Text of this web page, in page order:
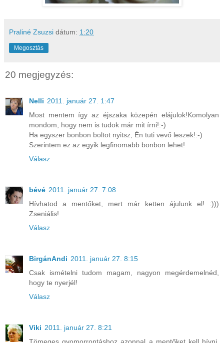
Praliné Zsuzsi dátum: 1:20
Megosztás
20 megjegyzés:
Nelli 2011. január 27. 1:47
Most mentem így az éjszaka közepén elájulok!Komolyan
mondom, hogy nem is tudok már mit írni!:-)
Ha egyszer bonbon boltot nyitsz, Én tuti vevő leszek!:-)
Szerintem ez az egyik legfinomabb bonbon lehet!
Válasz
bévé 2011. január 27. 7:08
Hívhatod a mentőket, mert már ketten ájulunk el! :)))
Zseniális!
Válasz
BirgánAndi 2011. január 27. 8:15
Csak ismételni tudom magam, nagyon megérdemelnéd,
hogy te nyerjél!
Válasz
Viki 2011. január 27. 8:21
Tömeges gyomorrontáshoz azonnal a mentőket kell hívni,